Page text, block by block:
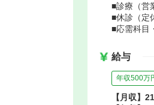
■診療（営
■休診（定
■応需科目
給与
年収500万
【月収】